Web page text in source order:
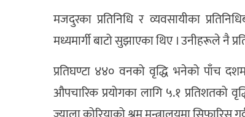
मजदुरका प्रतिनिधि र व्यवसायीका
मध्यमार्गी बाटो सुझाएका थिए । उनीहरूले नै
प्रतिघण्टा ४४० वनको वृद्धि भनेको पाँच
औपचारिक प्रयोगका लागि ५.१ प्रतिशतको